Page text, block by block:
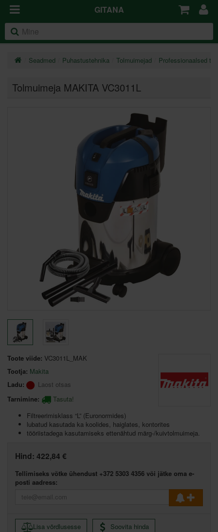
GITANA
Seadmed Puhastustehnika Tolmuimejad Professionaalsed
Tolmuimeja MAKITA VC3011L
Toote viide: VC3011L_MAK
Tootja: Makita
Ladu:
Laost otsas
Tarnimine:
Tasuta!
Filtreerimisklass “L” (Euronormides)
lubatud kasutada ka koolides, haiglates, kontorites
tööriistadega kasutamiseks ettenähtud märg-/kuivtolmuimeja.
Hind: 422,84 €
Tellimiseks võtke ühendust +372 5303 4356 või jätke oma e-
posti aadress:
Lisa võrdlusesse Soovita hinda